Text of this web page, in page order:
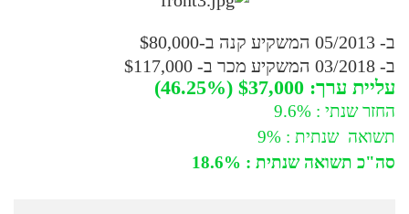
ב- 05/2013 המשקיע קנה ב-$80,000
ב- 03/2018 המשקיע מכר ב- $117,000
עליית ערך: $37,000 (46.25%)
החזר שנתי : 9.6%
תשואה שנתית : 9%
סה"כ תשואה שנתית : 18.6%